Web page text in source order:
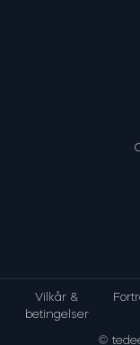
Vilkår &
betingelser
©